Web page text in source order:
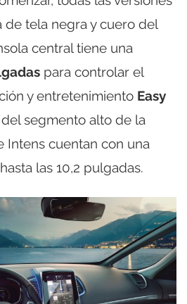
de tela negra y cuero del
central tiene una
para controlar el
y entretenimiento Easy
del segmento alto de la
Intens cuentan con una
las 10,2 pulgadas.